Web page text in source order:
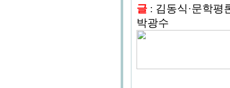
글 : 김동식·문학평
박광수